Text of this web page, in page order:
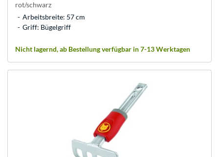
rot/schwarz
Arbeitsbreite: 57 cm
Griff: Bügelgriff
Nicht lagernd, ab Bestellung verfügbar in 7-13 Werktagen